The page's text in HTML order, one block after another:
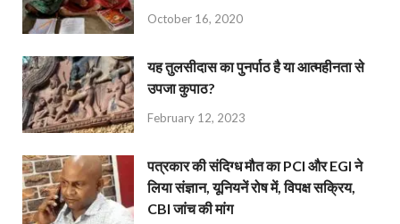
October 16, 2020
यह तुलसीदास का पुनर्पाठ है या आत्महीनता से
उपजा कुपाठ?
February 12, 2023
पत्रकार की संदिग्ध मौत का PCI और EGI ने
लिया संज्ञान, यूनियनें रोष में, विपक्ष सक्रिय,
CBI जांच की मांग